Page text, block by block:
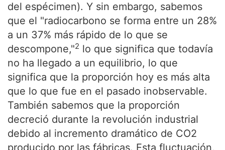
del espécimen). Y sin embargo, sabemos
que el "radiocarbono se forma entre un 28%
a un 37% más rápido de lo que se
descompone,"2 lo que significa que todavía
no ha llegado a un equilibrio, lo que
significa que la proporción hoy es más alta
que lo que fue en el pasado inobservable.
También sabemos que la proporción
decreció durante la revolución industrial
debido al incremento dramático de CO2
producido por las fábricas. Esta fluctuación,